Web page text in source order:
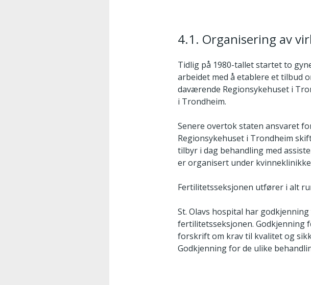
4.1. Organisering av
Tidlig på 1980-tallet startet to
arbeidet med å etablere et tilbud
daværende Regionsykehuset i
i Trondheim.
Senere overtok staten ansvaret
Regionsykehuset i Trondheim
tilbyr i dag behandling med
er organisert under
Fertilitetsseksjonen utfører i alt
St. Olavs hospital har
fertilitetsseksjonen. Godkjenning
forskrift om krav til kvalitet og
Godkjenning for de ulike